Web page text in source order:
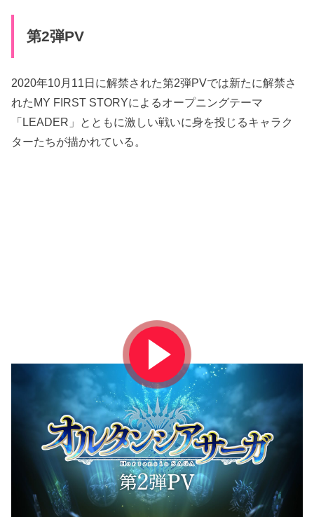
第2弾PV
2020年10月11日に解禁された第2弾PVでは新たに解禁さ
れたMY FIRST STORYによるオープニングテーマ
「LEADER」とともに激しい戦いに身を投じるキャラク
ターたちが描かれている。